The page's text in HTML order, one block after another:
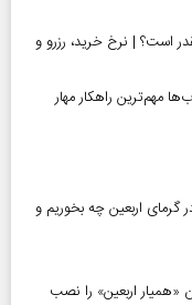
در بهشت زهرا (س) در سال ۱۴۰۵ چقدر است؟ | نرخ خرید، رزرو و
مهم‌ترین راهکار مهار
تغذیه‌ای برای زائران اربعین ۱۴۰۵ | در گرمای اربعین چه بخوریم و
«همیار اربعین» را نصب